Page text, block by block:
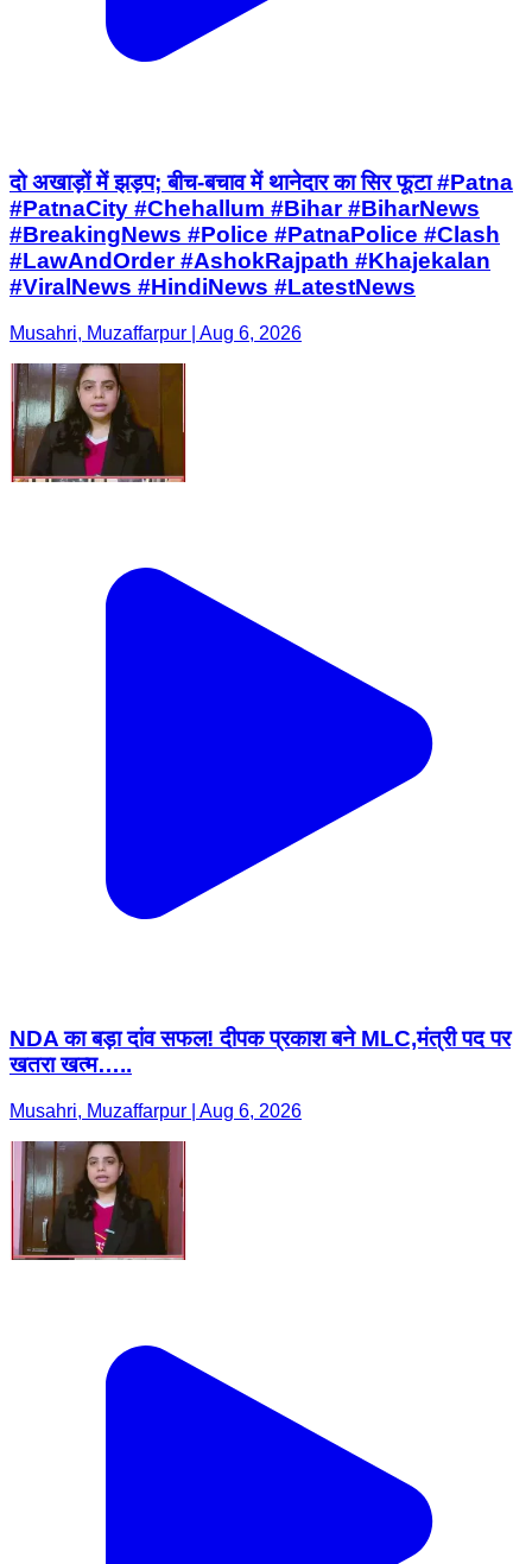
दो अखाड़ों में झड़प; बीच-बचाव में थानेदार का सिर फूटा #Patna
#PatnaCity #Chehallum #Bihar #BiharNews
#BreakingNews #Police #PatnaPolice #Clash
#LawAndOrder #AshokRajpath #Khajekalan
#ViralNews #HindiNews #LatestNews
Musahri, Muzaffarpur | Aug 6, 2026
NDA का बड़ा दांव सफल! दीपक प्रकाश बने MLC,मंत्री पद पर
खतरा खत्म…..
Musahri, Muzaffarpur | Aug 6, 2026